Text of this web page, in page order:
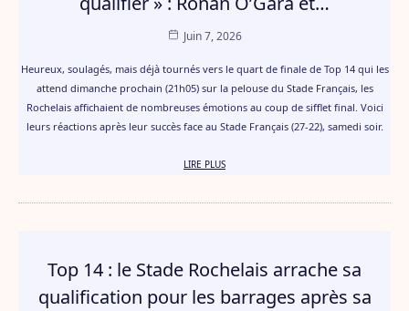
Juin 7, 2026
Heureux, soulagés, mais déjà tournés vers le quart de finale de Top 14 qui les
attend dimanche prochain (21h05) sur la pelouse du Stade Français, les
Rochelais affichaient de nombreuses émotions au coup de sifflet final. Voici
leurs réactions après leur succès face au Stade Français (27-22), samedi soir.
LIRE PLUS
Top 14 : le Stade Rochelais arrache sa
qualification pour les barrages après sa